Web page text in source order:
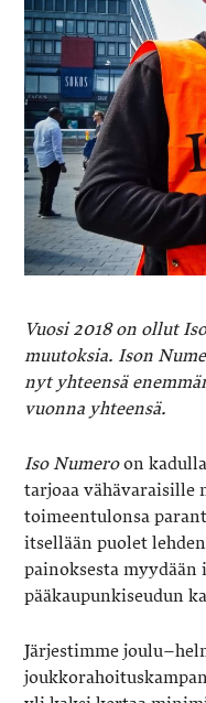
Vuosi 2018 on ollut
muutoksia. Ison
nyt yhteensä
vuonna yhteensä.
Iso Numeroon
tarjoaa vähävaraisille
toimeentulonsa
itsellään puolet
painoksesta
pääkaupunkiseudun
Järjestimme